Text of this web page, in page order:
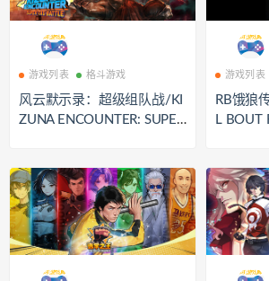
游戏列表 格斗游戏
风云默示录：超级组队战/KI
ZUNA ENCOUNTER: SUPER
游戏列表
RB饿狼
L BOUT